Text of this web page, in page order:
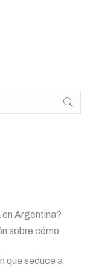
en Argentina?
sobre cómo
que seduce a